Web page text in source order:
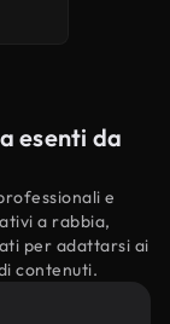
esenti da
e
a rabbia,
per adattarsi ai
contenuti.